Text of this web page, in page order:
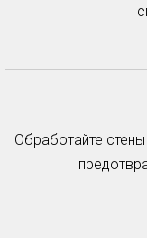
Обработайте